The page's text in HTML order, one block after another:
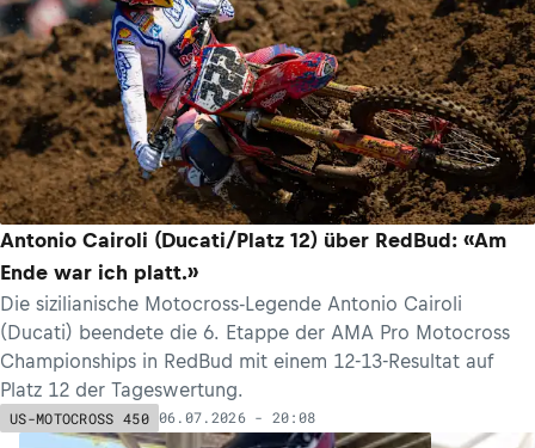
Antonio Cairoli (Ducati/Platz 12) über RedBud: «Am
Ende war ich platt.»
Die sizilianische Motocross-Legende Antonio Cairoli
(Ducati) beendete die 6. Etappe der AMA Pro Motocross
Championships in RedBud mit einem 12-13-Resultat auf
Platz 12 der Tageswertung.
US-MOTOCROSS 450 06.07.2026 - 20:08